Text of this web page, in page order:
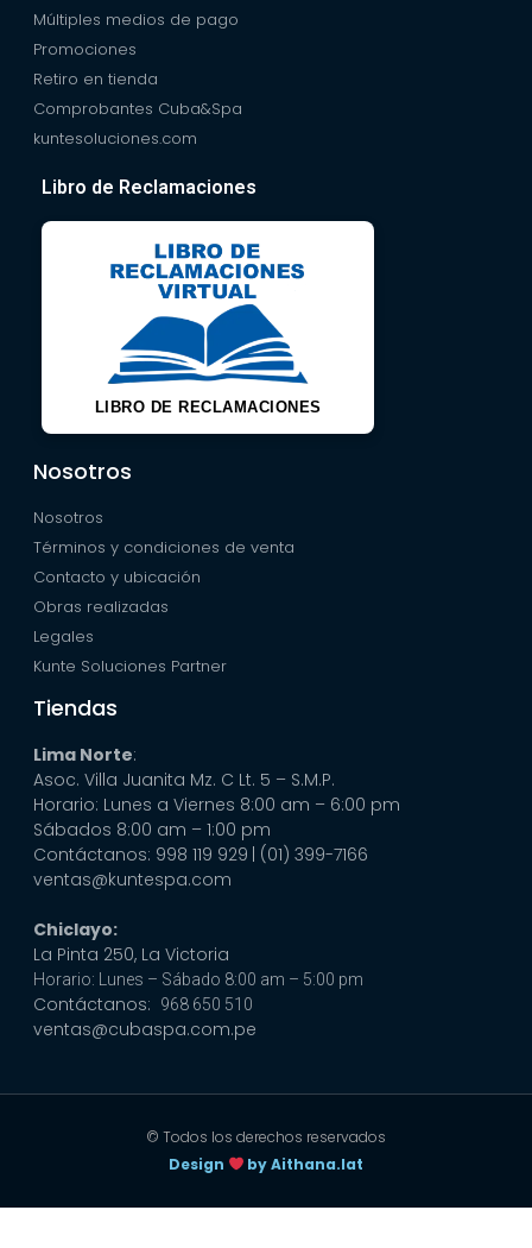
Múltiples medios de pago
Promociones
Retiro en tienda
Comprobantes Cuba&Spa
kuntesoluciones.com
Libro de Reclamaciones
LIBRO DE RECLAMACIONES
Nosotros
Nosotros
Términos y condiciones de venta
Contacto y ubicación
Obras realizadas
Legales
Kunte Soluciones Partner
Tiendas
Lima Norte:
Asoc. Villa Juanita Mz. C Lt. 5 – S.M.P.
Horario: Lunes a Viernes 8:00 am – 6:00 pm
Sábados 8:00 am – 1:00 pm
Contáctanos: 998 119 929 | (01) 399-7166
ventas@kuntespa.com
Chiclayo:
La Pinta 250, La Victoria
Horario: Lunes – Sábado 8:00 am – 5:00 pm
Contáctanos: 968 650 510
ventas@cubaspa.com.pe
© Todos los derechos reservados
Design
by Aithana.lat